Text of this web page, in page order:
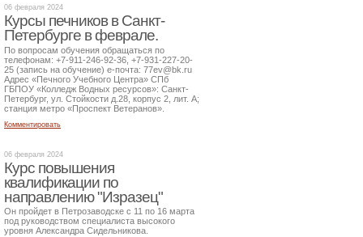
06 февраля 2024
Курсы печников в Санкт-
Петербурге в феврале.
По вопросам обучения обращаться по
телефонам: +7-911-246-92-36, +7-931-227-20-
25 (запись на обучение) е-почта: 77ev@bk.ru
Адрес «Печного Учебного Центра» СПб
ГБПОУ «Колледж Водных ресурсов»: Санкт-
Петербург, ул. Стойкости д.28, корпус 2, лит. А;
станция метро «Проспект Ветеранов».
Комментировать
06 февраля 2024
Курс повышения
квалификации по
направлению "Изразец"
Он пройдет в Петрозаводске с 11 по 16 марта
под руководством специалиста высокого
уровня Александра Сидельникова.